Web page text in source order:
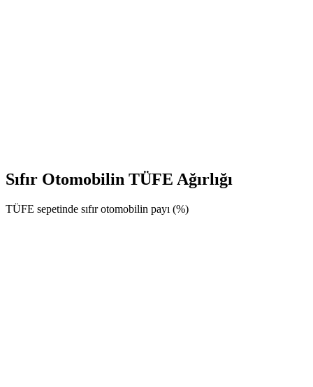
Sıfır Otomobilin TÜFE Ağırlığı
TÜFE sepetinde sıfır otomobilin payı (%)